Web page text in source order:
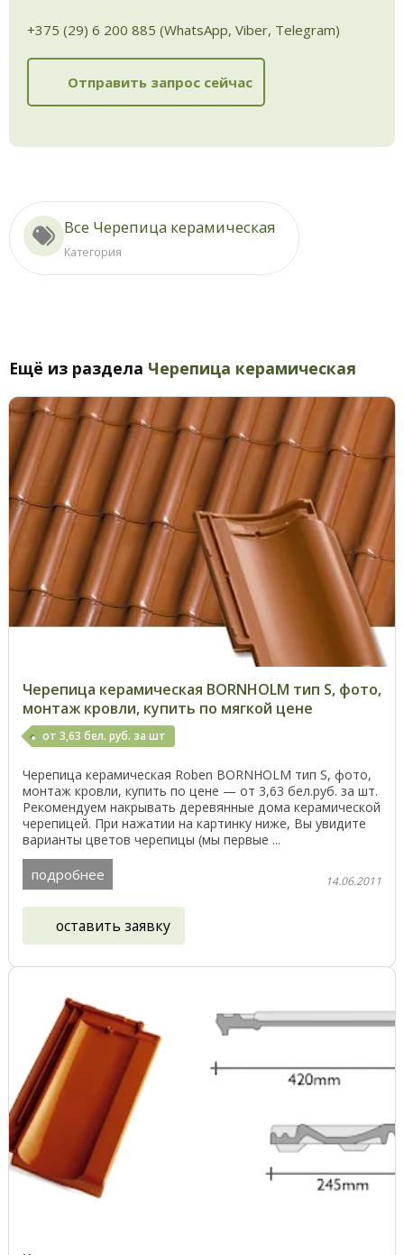
+375 (29) 6 200 885 (WhatsApp, Viber, Telegram)
Отправить запрос сейчас
Все Черепица керамическая
Категория
Ещё из раздела Черепица керамическая
Черепица керамическая BORNHOLM тип S, фото,
монтаж кровли, купить по мягкой цене
от 3,63 бел. руб. за шт
Черепица керамическая Roben BORNHOLM тип S, фото,
монтаж кровли, купить по цене — от 3,63 бел.руб. за шт.
Рекомендуем накрывать деревянные дома керамической
черепицей. При нажатии на картинку ниже, Вы увидите
варианты цветов черепицы (мы первые ...
подробнее 14.06.2011
оставить заявку